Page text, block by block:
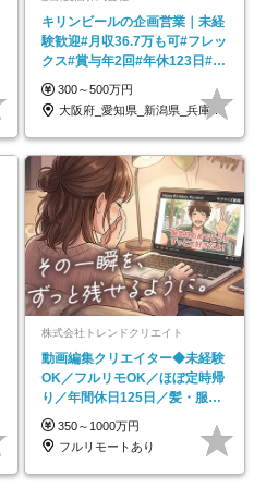
キリンビールの企画営業｜未経
験歓迎#月収36.7万も可#フレッ
クス#賞与年2回#年休123日#完
全週休2日制
300～500万円
大阪府_愛知県_新潟県_兵庫県_福岡県
株式会社トレンドクリエイト
動画編集クリエイター◆未経験
OK／フルリモOK／ほぼ定時帰
り／年間休日125日／髪・服・
ネイル自由／副業OK
350～1000万円
フルリモートあり